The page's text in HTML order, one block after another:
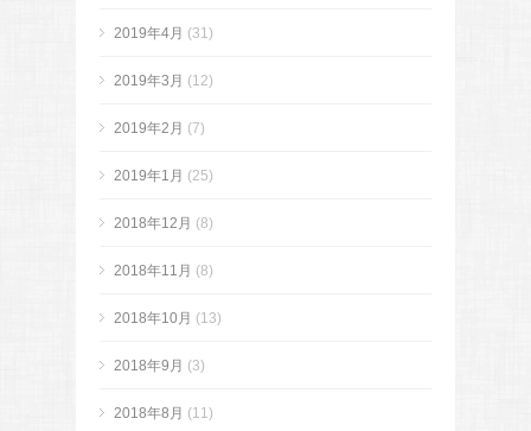
2019年4月 (31)
2019年3月 (12)
2019年2月 (7)
2019年1月 (25)
2018年12月 (8)
2018年11月 (8)
2018年10月 (13)
2018年9月 (3)
2018年8月 (11)